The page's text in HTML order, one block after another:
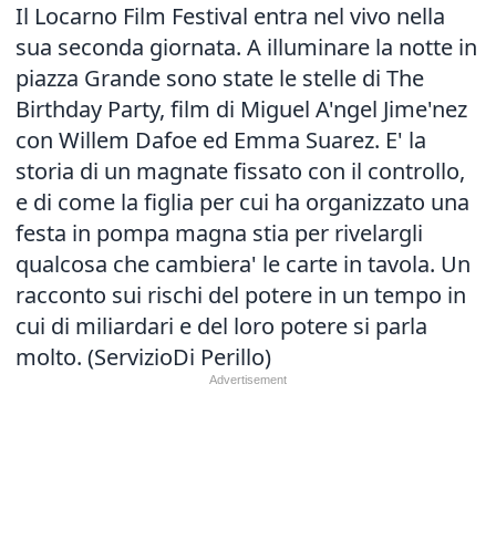
Il Locarno Film Festival entra nel vivo nella
sua seconda giornata. A illuminare la notte in
piazza Grande sono state le stelle di The
Birthday Party, film di Miguel A'ngel Jime'nez
con Willem Dafoe ed Emma Suarez. E' la
storia di un magnate fissato con il controllo,
e di come la figlia per cui ha organizzato una
festa in pompa magna stia per rivelargli
qualcosa che cambiera' le carte in tavola. Un
racconto sui rischi del potere in un tempo in
cui di miliardari e del loro potere si parla
molto. (ServizioDi Perillo)